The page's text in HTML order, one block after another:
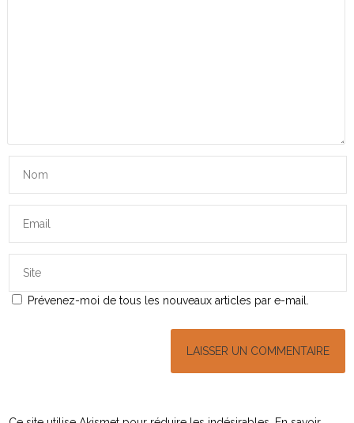
Prévenez-moi de tous les nouveaux articles par e-mail.